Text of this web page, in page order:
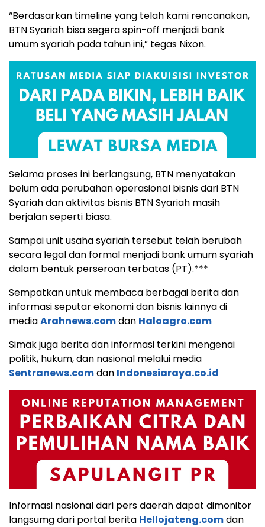
“Berdasarkan timeline yang telah kami rencanakan,
BTN Syariah bisa segera spin-off menjadi bank
umum syariah pada tahun ini,” tegas Nixon.
Selama proses ini berlangsung, BTN menyatakan
belum ada perubahan operasional bisnis dari BTN
Syariah dan aktivitas bisnis BTN Syariah masih
berjalan seperti biasa.
Sampai unit usaha syariah tersebut telah berubah
secara legal dan formal menjadi bank umum syariah
dalam bentuk perseroan terbatas (PT).***
Sempatkan untuk membaca berbagai berita dan
informasi seputar ekonomi dan bisnis lainnya di
mediaArahnews.comdan Haloagro.com
Simak juga berita dan informasi terkini mengenai
politik, hukum, dan nasional melalui media
Sentranews.comdan Indonesiaraya.co.id
Informasi nasional dari pers daerah dapat dimonitor
langsumg dari portal berita Hellojateng.comdan